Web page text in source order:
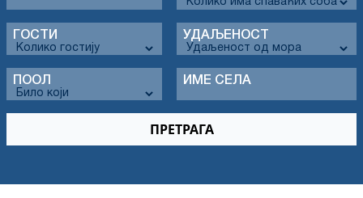
ГОСТИ УДАЉЕНОСТ
ПООЛ ИМЕ СЕЛА